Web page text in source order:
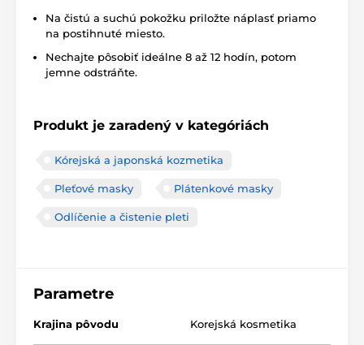
Na čistú a suchú pokožku priložte náplasť priamo
na postihnuté miesto.
Nechajte pôsobiť ideálne 8 až 12 hodín, potom
jemne odstráňte.
Produkt je zaradený v kategóriách
Kórejská a japonská kozmetika
Pleťové masky Plátenkové masky
Odlíčenie a čistenie pleti
Parametre
Krajina pôvodu Korejská kosmetika